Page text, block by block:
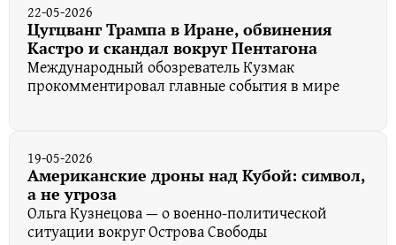
22-05-2026
Цугцванг Трампа в Иране, обвинения
Кастро и скандал вокруг Пентагона
Международный обозреватель Кузмак
прокомментировал главные события в мире
19-05-2026
Американские дроны над Кубой: символ,
а не угроза
Ольга Кузнецова — о военно-политической
ситуации вокруг Острова Свободы